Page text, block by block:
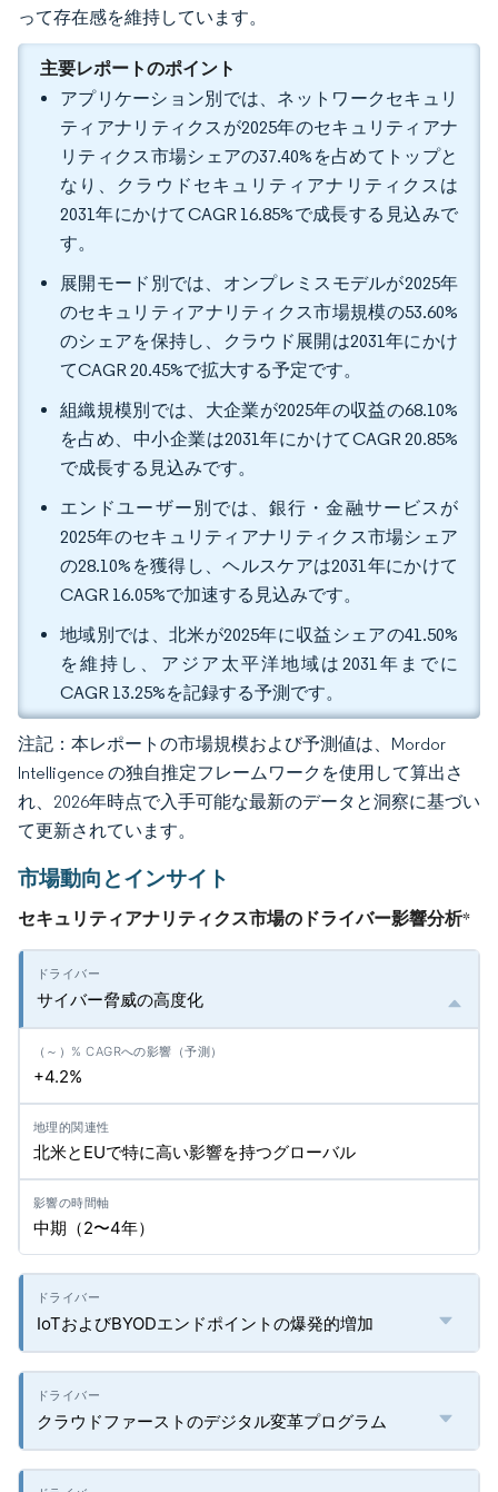
って存在感を維持しています。
主要レポートのポイント
アプリケーション別では、ネットワークセキュリ
ティアナリティクスが2025年のセキュリティアナ
リティクス市場シェアの37.40%を占めてトップと
なり、クラウドセキュリティアナリティクスは
2031年にかけてCAGR 16.85%で成長する見込みで
す。
展開モード別では、オンプレミスモデルが2025年
のセキュリティアナリティクス市場規模の53.60%
のシェアを保持し、クラウド展開は2031年にかけ
てCAGR 20.45%で拡大する予定です。
組織規模別では、大企業が2025年の収益の68.10%
を占め、中小企業は2031年にかけてCAGR 20.85%
で成長する見込みです。
エンドユーザー別では、銀行・金融サービスが
2025年のセキュリティアナリティクス市場シェア
の28.10%を獲得し、ヘルスケアは2031年にかけて
CAGR 16.05%で加速する見込みです。
地域別では、北米が2025年に収益シェアの41.50%
を維持し、アジア太平洋地域は2031年までに
CAGR 13.25%を記録する予測です。
注記：本レポートの市場規模および予測値は、Mordor
Intelligence の独自推定フレームワークを使用して算出さ
れ、2026年時点で入手可能な最新のデータと洞察に基づい
て更新されています。
市場動向とインサイト
セキュリティアナリティクス市場のドライバー影響分析*
サイバー脅威の高度化
+4.2%
北米とEUで特に高い影響を持つグローバル
中期（2〜4年）
IoTおよびBYODエンドポイントの爆発的増加
クラウドファーストのデジタル変革プログラム